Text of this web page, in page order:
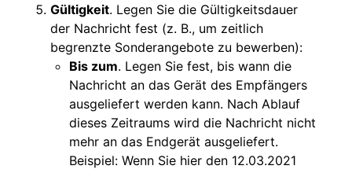
Gültigkeit. Legen Sie die Gültigkeitsdauer
der Nachricht fest (z. B., um zeitlich
begrenzte Sonderangebote zu bewerben):
Bis zum. Legen Sie fest, bis wann die
Nachricht an das Gerät des Empfängers
ausgeliefert werden kann. Nach Ablauf
dieses Zeitraums wird die Nachricht nicht
mehr an das Endgerät ausgeliefert.
Beispiel: Wenn Sie hier den 12.03.2021